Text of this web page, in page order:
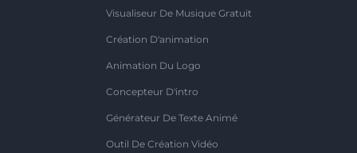
Visualiseur De Musique Gratuit
Création D'animation
Animation Du Logo
Concepteur D'intro
Générateur De Texte Animé
Outil De Création Vidéo